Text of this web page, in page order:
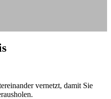
vernetzt, damit Sie